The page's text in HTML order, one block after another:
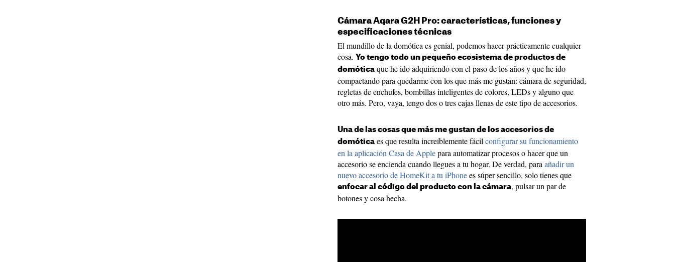
Cámara Aqara G2H Pro: características, funciones y
especificaciones técnicas
El mundillo de la domótica es genial, podemos hacer prácticamente cualquier
cosa. Yo tengo todo un pequeño ecosistema de productos de
domótica que he ido adquiriendo con el paso de los años y que he ido
compactando para quedarme con los que más me gustan: cámara de seguridad,
regletas de enchufes, bombillas inteligentes de colores, LEDs y alguno que
otro más. Pero, vaya, tengo dos o tres cajas llenas de este tipo de accesorios.
Una de las cosas que más me gustan de los accesorios de
domótica es que resulta increíblemente fácil configurar su funcionamiento
en la aplicación Casa de Applepara automatizar procesos o hacer que un
accesorio se encienda cuando llegues a tu hogar. De verdad, para añadir un
nuevo accesorio de HomeKit a tu iPhonees súper sencillo, solo tienes que
enfocar al código del producto con la cámara, pulsar un par de
botones y cosa hecha.